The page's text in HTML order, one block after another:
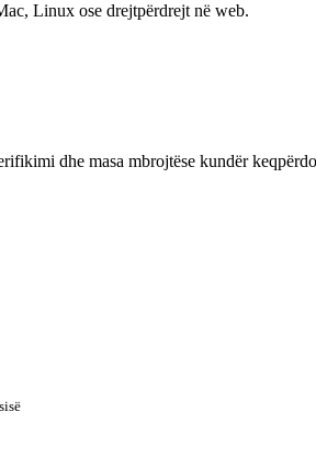
Linux ose drejtpërdrejt në web.
dhe masa mbrojtëse kundër